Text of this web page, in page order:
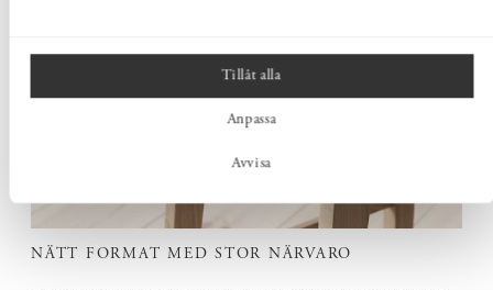
Tillåt alla
Anpassa
Avvisa
NÄTT FORMAT MED STOR NÄRVARO